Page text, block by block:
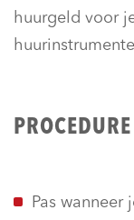
huurgeld voor
PROCEDURE
Pas